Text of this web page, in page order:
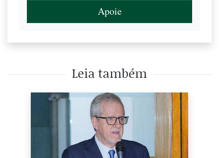
Apoie
Leia também